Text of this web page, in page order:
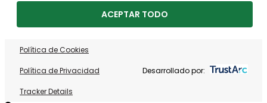
ACEPTAR TODO
Política de Cookies
Política de Privacidad
Tracker Details
Desarrollado por: